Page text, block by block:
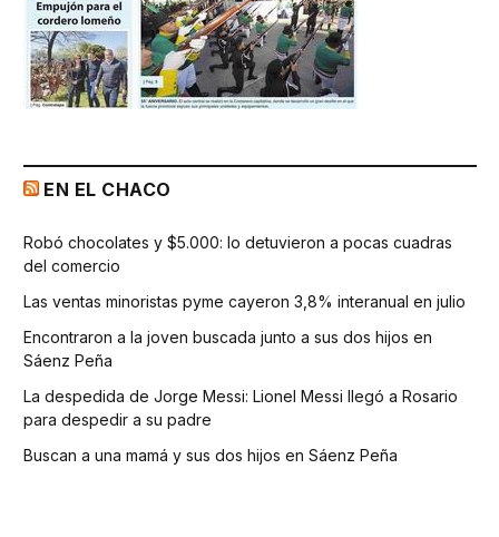
EN EL CHACO
Robó chocolates y $5.000: lo detuvieron a pocas cuadras
del comercio
Las ventas minoristas pyme cayeron 3,8% interanual en julio
Encontraron a la joven buscada junto a sus dos hijos en
Sáenz Peña
La despedida de Jorge Messi: Lionel Messi llegó a Rosario
para despedir a su padre
Buscan a una mamá y sus dos hijos en Sáenz Peña